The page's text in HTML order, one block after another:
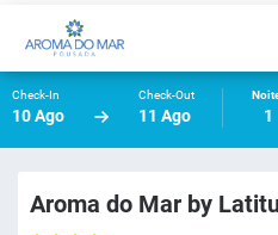
Check-In
10 Ago
Check-Out
11 Ago 1
Aroma do Mar by